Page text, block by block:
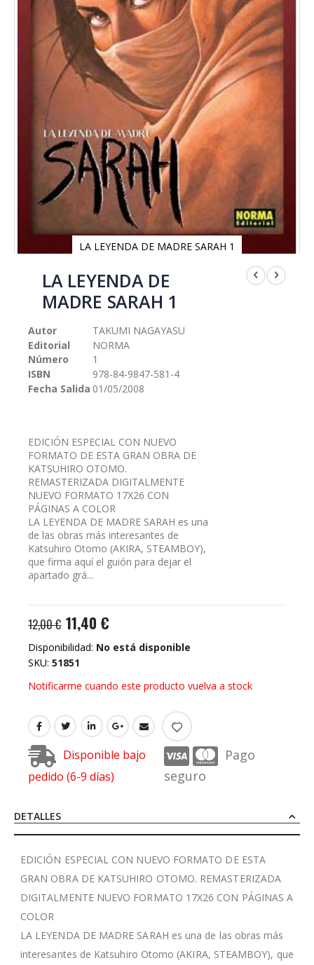
LA LEYENDA DE MADRE SARAH 1
comienzo
galería
imágenes
LA LEYENDA DE
MADRE SARAH 1
Autor
TAKUMI NAGAYASU
Editorial
NORMA
Número
1
ISBN
978-84-9847-581-4
Fecha Salida 01/05/2008
EDICIÓN ESPECIAL CON NUEVO
FORMATO DE ESTA GRAN OBRA DE
KATSUHIRO OTOMO.
REMASTERIZADA DIGITALMENTE
NUEVO FORMATO 17X26 CON
PÁGINAS A COLOR
LA LEYENDA DE MADRE SARAH es una
de las obras más interesantes de
Katsuhiro Otomo (AKIRA, STEAMBOY),
que firma aquí el guión para dejar el
apartado grá...
12,00 € 11,40 €
Disponibilidad: No está disponible
SKU 51851
Notificarme cuando este producto vuelva a stock
Disponible bajo
pedido (6-9 días)
Pago
seguro
DETALLES
EDICIÓN ESPECIAL CON NUEVO FORMATO DE ESTA
GRAN OBRA DE KATSUHIRO OTOMO. REMASTERIZADA
DIGITALMENTE NUEVO FORMATO 17X26 CON PÁGINAS A
COLOR
LA LEYENDA DE MADRE SARAH es una de las obras más
interesantes de Katsuhiro Otomo (AKIRA, STEAMBOY), que